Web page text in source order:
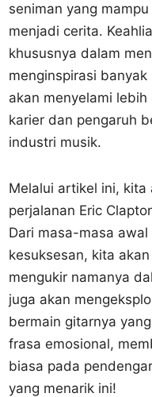
seniman yang
menjadi cerita.
khususnya dalam
menginspirasi
akan menyelami
karier dan pengaruh
industri musik.
Melalui artikel ini, kita
perjalanan Eric
Dari masa-masa
kesuksesan, kita
mengukir namanya
juga akan
bermain gitarnya
frasa emosional,
biasa pada
yang menarik ini!